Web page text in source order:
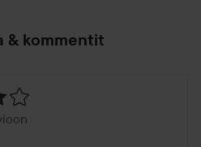
& kommentit